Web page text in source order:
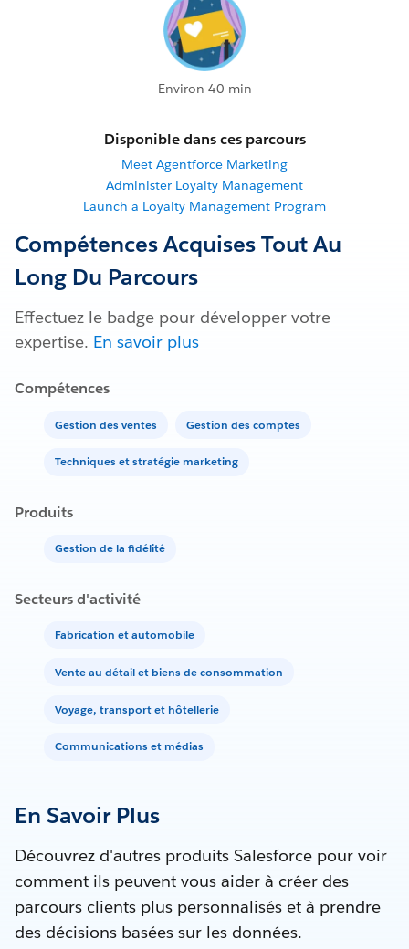
Environ 40 min
Disponible dans ces parcours
Meet Agentforce Marketing
Administer Loyalty Management
Launch a Loyalty Management Program
Compétences Acquises Tout Au
Long Du Parcours
Effectuez le badge pour développer votre
expertise. En savoir plus
Compétences
Gestion des ventes Gestion des comptes
Techniques et stratégie marketing
Produits
Gestion de la fidélité
Secteurs d'activité
Fabrication et automobile
Vente au détail et biens de consommation
Voyage, transport et hôtellerie
Communications et médias
En Savoir Plus
Découvrez d'autres produits Salesforce pour voir
comment ils peuvent vous aider à créer des
parcours clients plus personnalisés et à prendre
des décisions basées sur les données.